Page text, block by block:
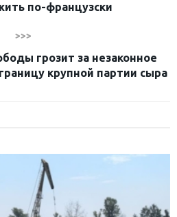
по-французски
>>>
грозит за незаконное
крупной партии сыра